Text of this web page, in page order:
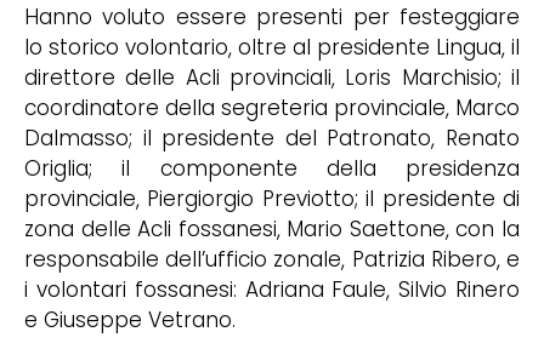
Hanno voluto essere presenti per festeggiare
lo storico volontario, oltre al presidente Lingua, il
direttore delle Acli provinciali, Loris Marchisio; il
coordinatore della segreteria provinciale, Marco
Dalmasso; il presidente del Patronato, Renato
Origlia; il componente della presidenza
provinciale, Piergiorgio Previotto; il presidente di
zona delle Acli fossanesi, Mario Saettone, con la
responsabile dell’ufficio zonale, Patrizia Ribero, e
i volontari fossanesi: Adriana Faule, Silvio Rinero
e Giuseppe Vetrano.